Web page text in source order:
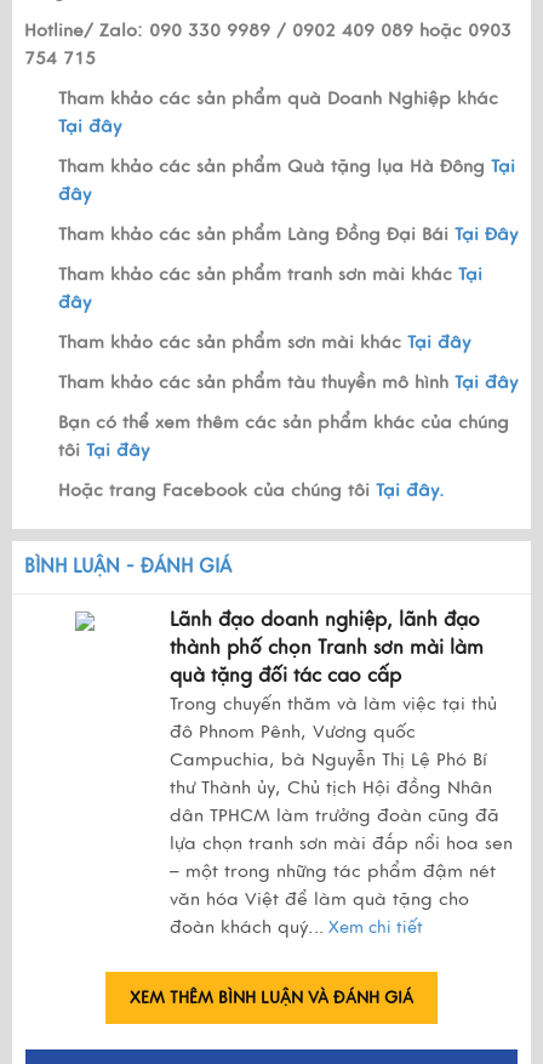
Hotline/ Zalo: 090 330 9989 / 0902 409 089 hoặc 0903
754 715
Tham khảo các sản phẩm quà Doanh Nghiệp khác
Tại đây
Tham khảo các sản phẩm Quà tặng lụa Hà Đông Tại
đây
Tham khảo các sản phẩm Làng Đồng Đại Bái Tại Đây
Tham khảo các sản phẩm tranh sơn mài khác Tại
đây
Tham khảo các sản phẩm sơn mài khác Tại đây
Tham khảo các sản phẩm tàu thuyền mô hình Tại đây
Bạn có thể xem thêm các sản phẩm khác của chúng
tôi Tại đây
Hoặc trang Facebook của chúng tôi Tại đây.
BÌNH LUẬN - ĐÁNH GIÁ
Lãnh đạo doanh nghiệp, lãnh đạo
thành phố chọn Tranh sơn mài làm
quà tặng đối tác cao cấp
Trong chuyến thăm và làm việc tại thủ
đô Phnom Pênh, Vương quốc
Campuchia, bà Nguyễn Thị Lệ Phó Bí
thư Thành ủy, Chủ tịch Hội đồng Nhân
dân TPHCM làm trưởng đoàn cũng đã
lựa chọn tranh sơn mài đắp nổi hoa sen
– một trong những tác phẩm đậm nét
văn hóa Việt để làm quà tặng cho
đoàn khách quý. .. Xem chi tiết
XEM THÊM BÌNH LUẬN VÀ ĐÁNH GIÁ